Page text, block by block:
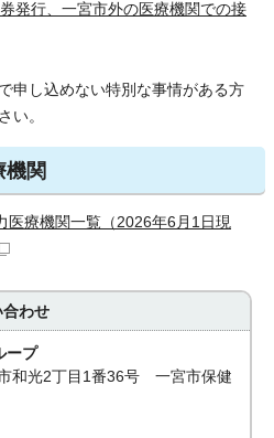
発行、一宮市外の医療機関での接
申し込めない特別な事情がある方
い。
機関
医療機関一覧（2026年6月1日現
合わせ
ープ
和光2丁目1番36号 一宮市保健